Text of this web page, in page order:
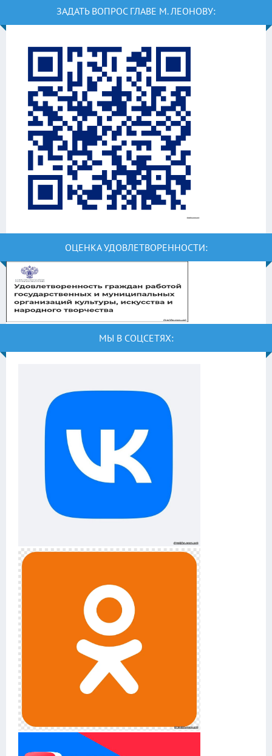
ЗАДАТЬ ВОПРОС ГЛАВЕ М. ЛЕОНОВУ:
ОЦЕНКА УДОВЛЕТВОРЕННОСТИ:
МЫ В СОЦСЕТЯХ: